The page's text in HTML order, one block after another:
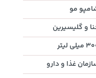
مو
و گلیسیرین
لیتر
غذا و دارو